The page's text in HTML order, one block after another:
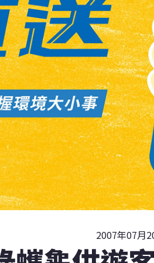
2007年07月